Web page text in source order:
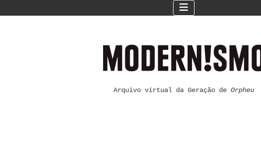
Arquivo virtual da Geração de Orpheu